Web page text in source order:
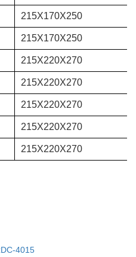
215X170X250
215X170X250
215X220X270
215X220X270
215X220X270
215X220X270
215X220X270
4015